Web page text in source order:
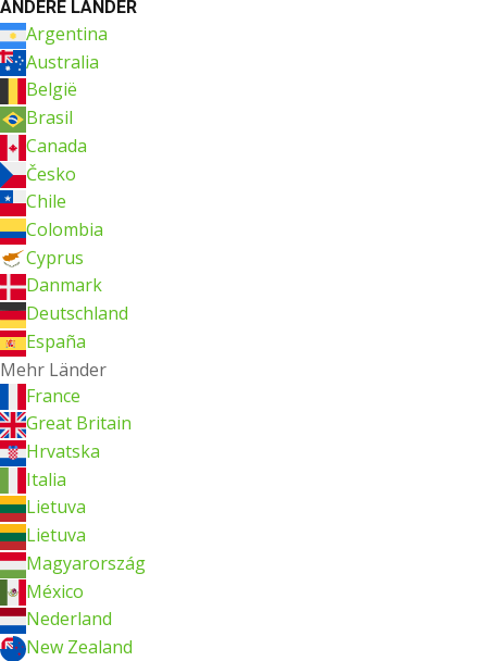
ANDERE LÄNDER
Argentina
Australia
België
Brasil
Canada
Česko
Chile
Colombia
Cyprus
Danmark
Deutschland
España
Mehr Länder
France
Great Britain
Hrvatska
Italia
Lietuva
Lietuva
Magyarország
México
Nederland
New Zealand